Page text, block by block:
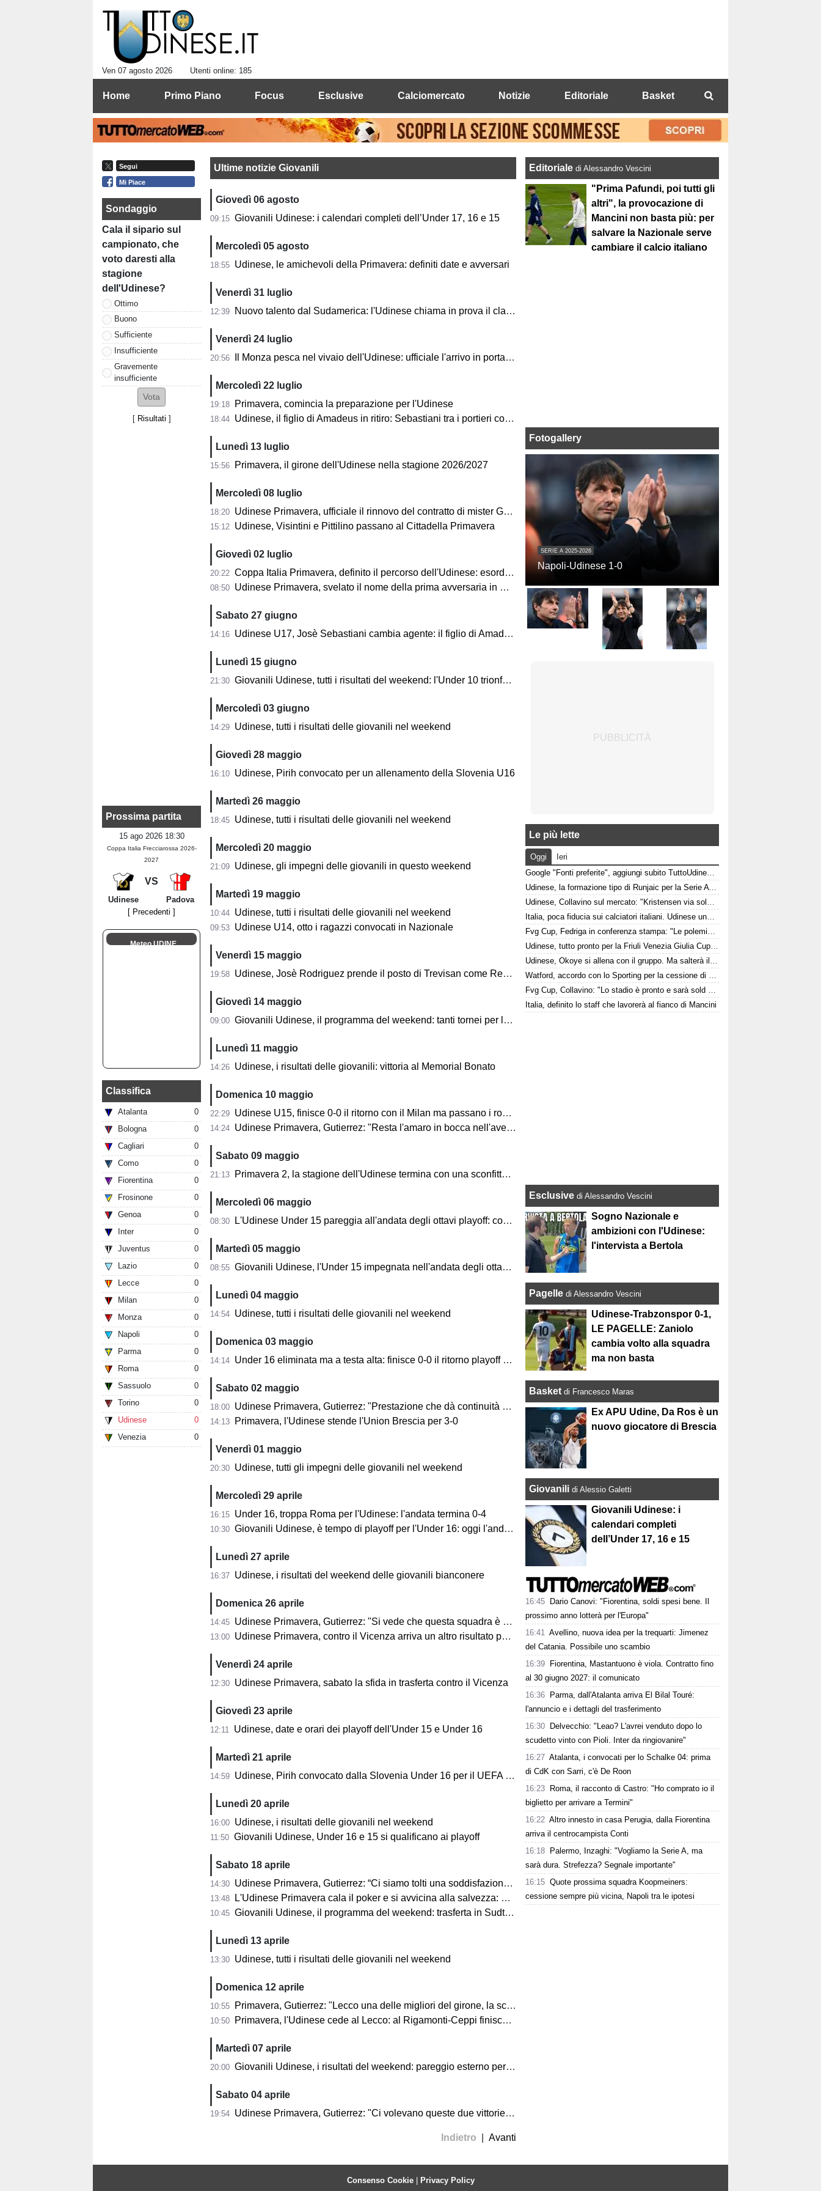
Ven 07 agosto 2026 Utenti online: 185
Home Primo Piano Focus Esclusive Calciomercato Notizie Editoriale Basket
Segui
Mi Piace
Sondaggio
Cala il sipario sul
campionato, che
voto daresti alla
stagione
dell'Udinese?
Ottimo
Buono
Sufficiente
Insufficiente
Gravemente
insufficiente
[ Risultati ]
Prossima partita
15 ago 2026 18:30
Coppa Italia Frecciarossa 2026-
2027
VS
Udinese
Padova
[ Precedenti ]
Meteo UDINE
Classifica
Atalanta
0
Bologna
0
Cagliari
0
Como
0
Fiorentina
0
Frosinone
0
Genoa
0
Inter
0
Juventus
0
Lazio
0
Lecce
0
Milan
0
Monza
0
Napoli
0
Parma
0
Roma
0
Sassuolo
0
Torino
0
Udinese
0
Venezia
0
Ultime notizie Giovanili
Giovedì 06 agosto
09:15 Giovanili Udinese: i calendari completi dell’Under 17, 16 e 15
Mercoledì 05 agosto
18:55 Udinese, le amichevoli della Primavera: definiti date e avversari
Venerdì 31 luglio
12:39 Nuovo talento dal Sudamerica: l'Udinese chiama in prova il classe 2009 Savarese
Venerdì 24 luglio
20:56 Il Monza pesca nel vivaio dell'Udinese: ufficiale l'arrivo in porta dell'ex Pirrò
Mercoledì 22 luglio
19:18 Primavera, comincia la preparazione per l'Udinese
18:44 Udinese, il figlio di Amadeus in ritiro: Sebastiani tra i portieri convocati
Lunedì 13 luglio
15:56 Primavera, il girone dell'Udinese nella stagione 2026/2027
Mercoledì 08 luglio
18:20 Udinese Primavera, ufficiale il rinnovo del contratto di mister Gutierrez
15:12 Udinese, Visintini e Pittilino passano al Cittadella Primavera
Giovedì 02 luglio
20:22 Coppa Italia Primavera, definito il percorso dell'Udinese: esordio contro la Salernitana
08:50 Udinese Primavera, svelato il nome della prima avversaria in Coppa Italia
Sabato 27 giugno
14:16 Udinese U17, Josè Sebastiani cambia agente: il figlio di Amadeus passa a Diego Tavano
Lunedì 15 giugno
21:30 Giovanili Udinese, tutti i risultati del weekend: l'Under 10 trionfa al Torneo Città Murata
Mercoledì 03 giugno
14:29 Udinese, tutti i risultati delle giovanili nel weekend
Giovedì 28 maggio
16:10 Udinese, Pirih convocato per un allenamento della Slovenia U16
Martedì 26 maggio
18:45 Udinese, tutti i risultati delle giovanili nel weekend
Mercoledì 20 maggio
21:09 Udinese, gli impegni delle giovanili in questo weekend
Martedì 19 maggio
10:44 Udinese, tutti i risultati delle giovanili nel weekend
09:53 Udinese U14, otto i ragazzi convocati in Nazionale
Venerdì 15 maggio
19:58 Udinese, Josè Rodriguez prende il posto di Trevisan come Responsabile del Settore Giovanile
Giovedì 14 maggio
09:00 Giovanili Udinese, il programma del weekend: tanti tornei per le formazioni bianconere
Lunedì 11 maggio
14:26 Udinese, i risultati delle giovanili: vittoria al Memorial Bonato
Domenica 10 maggio
22:29 Udinese U15, finisce 0-0 il ritorno con il Milan ma passano i rossoneri
14:24 Udinese Primavera, Gutierrez: "Resta l'amaro in bocca nell'aver chiuso male la stagione"
Sabato 09 maggio
21:13 Primavera 2, la stagione dell'Udinese termina con una sconfitta a Padova
Mercoledì 06 maggio
08:30 L'Udinese Under 15 pareggia all'andata degli ottavi playoff: contro il Milan finisce 1-1
Martedì 05 maggio
08:55 Giovanili Udinese, l'Under 15 impegnata nell'andata degli ottavi playoff contro il Milan
Lunedì 04 maggio
14:54 Udinese, tutti i risultati delle giovanili nel weekend
Domenica 03 maggio
14:14 Under 16 eliminata ma a testa alta: finisce 0-0 il ritorno playoff contro la Roma
Sabato 02 maggio
18:00 Udinese Primavera, Gutierrez: "Prestazione che dà continuità al percorso"
14:13 Primavera, l'Udinese stende l'Union Brescia per 3-0
Venerdì 01 maggio
20:30 Udinese, tutti gli impegni delle giovanili nel weekend
Mercoledì 29 aprile
16:15 Under 16, troppa Roma per l'Udinese: l'andata termina 0-4
10:30 Giovanili Udinese, è tempo di playoff per l'Under 16: oggi l'andata degli ottavi contro la Roma
Lunedì 27 aprile
16:37 Udinese, i risultati del weekend delle giovanili bianconere
Domenica 26 aprile
14:45 Udinese Primavera, Gutierrez: "Si vede che questa squadra è cresciuta e maturata"
13:00 Udinese Primavera, contro il Vicenza arriva un altro risultato positivo: finisce 1-1
Venerdì 24 aprile
12:30 Udinese Primavera, sabato la sfida in trasferta contro il Vicenza
Giovedì 23 aprile
12:11 Udinese, date e orari dei playoff dell'Under 15 e Under 16
Martedì 21 aprile
14:59 Udinese, Pirih convocato dalla Slovenia Under 16 per il UEFA Development Tournament
Lunedì 20 aprile
16:00 Udinese, i risultati delle giovanili nel weekend
11:50 Giovanili Udinese, Under 16 e 15 si qualificano ai playoff
Sabato 18 aprile
14:30 Udinese Primavera, Gutierrez: “Ci siamo tolti una soddisfazione. Prestazione da squadra vera”
13:48 L'Udinese Primavera cala il poker e si avvicina alla salvezza: Pro Vercelli ko 4-0
10:45 Giovanili Udinese, il programma del weekend: trasferta in Sudtirol per l'Under 17 e 16
Lunedì 13 aprile
13:30 Udinese, tutti i risultati delle giovanili nel weekend
Domenica 12 aprile
10:55 Primavera, Gutierrez: "Lecco una delle migliori del girone, la sconfitta ci sta"
10:50 Primavera, l'Udinese cede al Lecco: al Rigamonti-Ceppi finisce 4-1
Martedì 07 aprile
20:00 Giovanili Udinese, i risultati del weekend: pareggio esterno per l'Under 17
Sabato 04 aprile
19:54 Udinese Primavera, Gutierrez: "Ci volevano queste due vittorie di fila"
Indietro |Avanti
Editorialedi Alessandro Vescini
"Prima Pafundi, poi tutti gli
altri", la provocazione di
Mancini non basta più: per
salvare la Nazionale serve
cambiare il calcio italiano
Fotogallery
SERIE A 2025-2026
Napoli-Udinese 1-0
Le più lette
Oggi
Ieri
Google "Fonti preferite", aggiungi subito TuttoUdinese e personalizza le tue notizie
Udinese, la formazione tipo di Runjaic per la Serie A 2026/2027
Udinese, Collavino sul mercato: "Kristensen via solo davanti a un'offerta irrinunciabile. Portiere? Stiamo lavorando"
Italia, poca fiducia sui calciatori italiani. Udinese una delle poche eccezioni
Fvg Cup, Fedriga in conferenza stampa: "Le polemiche sono inutili"
Udinese, tutto pronto per la Friuli Venezia Giulia Cup: come arrivano Barcellona e Nottingham?
Udinese, Okoye si allena con il gruppo. Ma salterà il triangolare
Watford, accordo con lo Sporting per la cessione di Irankunda. Le cifre
Fvg Cup, Collavino: "Lo stadio è pronto e sarà sold out"
Italia, definito lo staff che lavorerà al fianco di Mancini
Esclusive di Alessandro Vescini
Sogno Nazionale e
ambizioni con l'Udinese:
l'intervista a Bertola
Pagelle di Alessandro Vescini
Udinese-Trabzonspor 0-1,
LE PAGELLE: Zaniolo
cambia volto alla squadra
ma non basta
Basket di Francesco Maras
Ex APU Udine, Da Ros è un
nuovo giocatore di Brescia
Giovanili di Alessio Galetti
Giovanili Udinese: i
calendari completi
dell’Under 17, 16 e 15
16:45
Dario Canovi: "Fiorentina, soldi spesi bene. Il
prossimo anno lotterà per l'Europa"
16:41 Avellino, nuova idea per la trequarti: Jimenez
del Catania. Possibile uno scambio
16:39
Fiorentina, Mastantuono è viola. Contratto fino
al 30 giugno 2027: il comunicato
16:36
Parma, dall'Atalanta arriva El Bilal Touré:
l'annuncio e i dettagli del trasferimento
16:30
Delvecchio: "Leao? L'avrei venduto dopo lo
scudetto vinto con Pioli. Inter da ringiovanire"
16:27 Atalanta, i convocati per lo Schalke 04: prima
di CdK con Sarri, c'è De Roon
16:23
Roma, il racconto di Castro: "Ho comprato io il
biglietto per arrivare a Termini"
16:22 Altro innesto in casa Perugia, dalla Fiorentina
arriva il centrocampista Conti
16:18
Palermo, Inzaghi: "Vogliamo la Serie A, ma
sarà dura. Strefezza? Segnale importante"
16:15 Quote prossima squadra Koopmeiners:
cessione sempre più vicina, Napoli tra le ipotesi
Consenso Cookie| Privacy Policy